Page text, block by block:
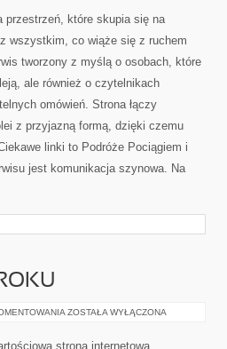
przestrzeń, które skupia się na
wszystkim, co wiąże się z ruchem
tworzony z myślą o osobach, które
ale również o czytelnikach
omówień. Strona łączy
z przyjazną formą, dzięki czemu
linki to Podróże Pociągiem i
jest komunikacja szynowa. Na
DIY
ZOSTAŁA WYŁĄCZONA
strona internetowa